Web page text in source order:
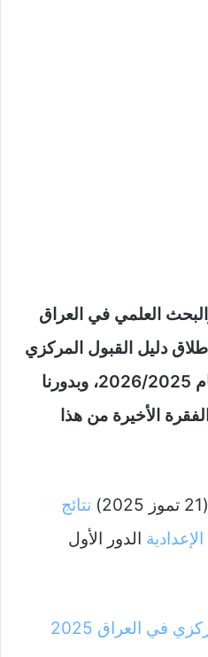
العلمي في العراق
دليل القبول المركزي
في الجامعات العراقية للعام 2026/2025، وبدورنا
الأخيرة من هذا
نتائج
الدور الأول
في العراق 2025